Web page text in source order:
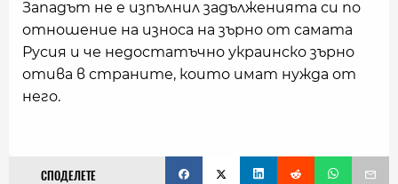
Западът не е изпълнил задълженията си по
отношение на износа на зърно от самата
Русия и че недостатъчно украинско зърно
отива в страните, които имат нужда от
него.
СПОДЕЛЕТЕ